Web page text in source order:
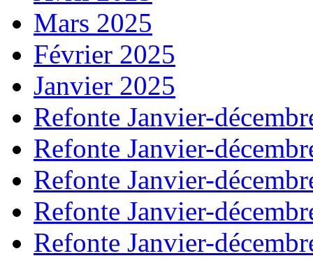
Mars 2025
Février 2025
Janvier 2025
Refonte Janvier-
Refonte Janvier-
Refonte Janvier-
Refonte Janvier-
Refonte Janvier-